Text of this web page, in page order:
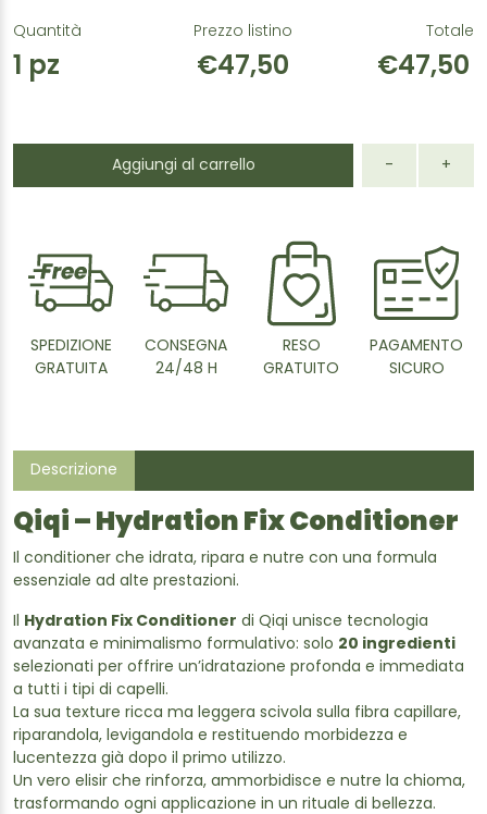
Quantità
1 pz
Prezzo listino
€47,50
Totale
€47,50
Aggiungi al carrello - +
SPEDIZIONE
GRATUITA
CONSEGNA
24/48 H
RESO
GRATUITO
PAGAMENTO
SICURO
Descrizione
Qiqi – Hydration Fix Conditioner
Il conditioner che idrata, ripara e nutre con una formula
essenziale ad alte prestazioni.
Il Hydration Fix Conditioner di Qiqi unisce tecnologia
avanzata e minimalismo formulativo: solo 20 ingredienti
selezionati per offrire un’idratazione profonda e immediata
a tutti i tipi di capelli.
La sua texture ricca ma leggera scivola sulla fibra capillare,
riparandola, levigandola e restituendo morbidezza e
lucentezza già dopo il primo utilizzo.
Un vero elisir che rinforza, ammorbidisce e nutre la chioma,
trasformando ogni applicazione in un rituale di bellezza.